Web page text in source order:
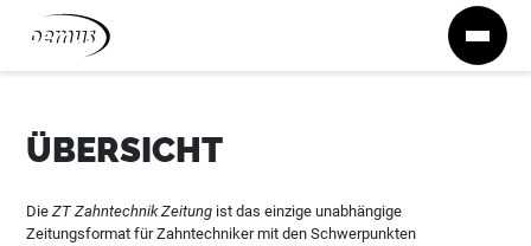
Zum Inhalt springen
ÜBERSICHT
DieZT Zahntechnik Zeitung ist das einzige unabhängige
Zeitungsformat für Zahntechniker mit den Schwerpunkten